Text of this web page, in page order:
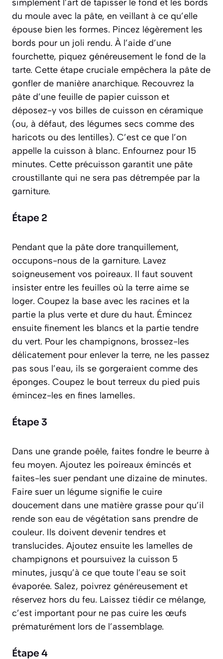
simplement l’art de tapisser le fond et les bords
du moule avec la pâte, en veillant à ce qu’elle
épouse bien les formes. Pincez légèrement les
bords pour un joli rendu. À l’aide d’une
fourchette, piquez généreusement le fond de la
tarte. Cette étape cruciale empêchera la pâte de
gonfler de manière anarchique. Recouvrez la
pâte d’une feuille de papier cuisson et
déposez-y vos billes de cuisson en céramique
(ou, à défaut, des légumes secs comme des
haricots ou des lentilles). C’est ce que l’on
appelle la cuisson à blanc. Enfournez pour 15
minutes. Cette précuisson garantit une pâte
croustillante qui ne sera pas détrempée par la
garniture.
Étape 2
Pendant que la pâte dore tranquillement,
occupons-nous de la garniture. Lavez
soigneusement vos poireaux. Il faut souvent
insister entre les feuilles où la terre aime se
loger. Coupez la base avec les racines et la
partie la plus verte et dure du haut. Émincez
ensuite finement les blancs et la partie tendre
du vert. Pour les champignons, brossez-les
délicatement pour enlever la terre, ne les passez
pas sous l’eau, ils se gorgeraient comme des
éponges. Coupez le bout terreux du pied puis
émincez-les en fines lamelles.
Étape 3
Dans une grande poêle, faites fondre le beurre à
feu moyen. Ajoutez les poireaux émincés et
faites-les suer pendant une dizaine de minutes.
Faire suer un légume signifie le cuire
doucement dans une matière grasse pour qu’il
rende son eau de végétation sans prendre de
couleur. Ils doivent devenir tendres et
translucides. Ajoutez ensuite les lamelles de
champignons et poursuivez la cuisson 5
minutes, jusqu’à ce que toute l’eau se soit
évaporée. Salez, poivrez généreusement et
réservez hors du feu. Laissez tiédir ce mélange,
c’est important pour ne pas cuire les œufs
prématurément lors de l’assemblage.
Étape 4